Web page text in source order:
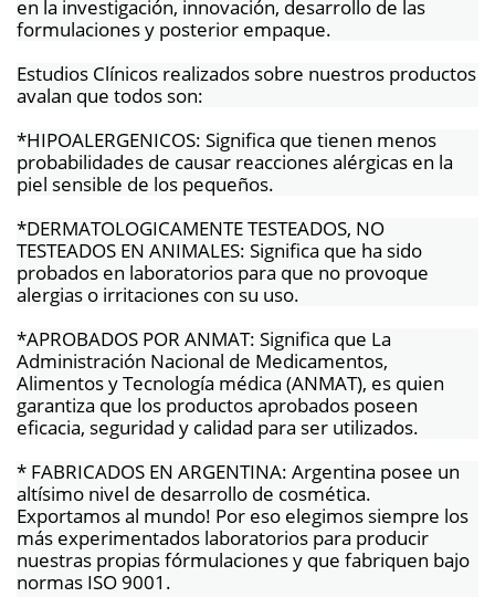
en la investigación, innovación, desarrollo de las
formulaciones y posterior empaque.
Estudios Clínicos realizados sobre nuestros productos
avalan que todos son:
*HIPOALERGENICOS: Significa que tienen menos
probabilidades de causar reacciones alérgicas en la
piel sensible de los pequeños.
*DERMATOLOGICAMENTE TESTEADOS, NO
TESTEADOS EN ANIMALES: Significa que ha sido
probados en laboratorios para que no provoque
alergias o irritaciones con su uso.
*APROBADOS POR ANMAT: Significa que La
Administración Nacional de Medicamentos,
Alimentos y Tecnología médica (ANMAT), es quien
garantiza que los productos aprobados poseen
eficacia, seguridad y calidad para ser utilizados.
* FABRICADOS EN ARGENTINA: Argentina posee un
altísimo nivel de desarrollo de cosmética.
Exportamos al mundo! Por eso elegimos siempre los
más experimentados laboratorios para producir
nuestras propias fórmulaciones y que fabriquen bajo
normas ISO 9001.